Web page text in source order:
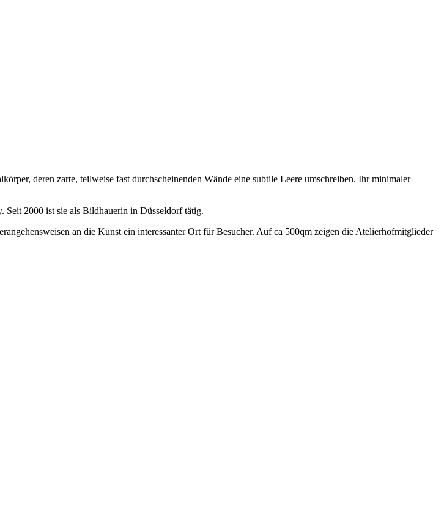
deren zarte, teilweise fast durchscheinenden Wände eine subtile Leere umschreiben. Ihr minimaler
2000 ist sie als Bildhauerin in Düsseldorf tätig.
an die Kunst ein interessanter Ort für Besucher. Auf ca 500qm zeigen die Atelierhofmitglieder